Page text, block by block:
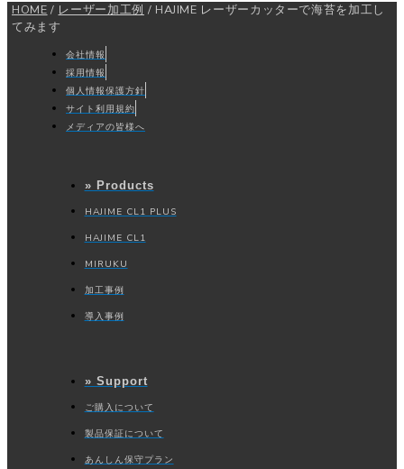
HOME / レーザー加工例 / HAJIME レーザーカッターで海苔を加工し
てみます
会社情報
採用情報
個人情報保護方針
サイト利用規約
メディアの皆様へ
» Products
HAJIME CL1 PLUS
HAJIME CL1
MIRUKU
加工事例
導入事例
» Support
ご購入について
製品保証について
あんしん保守プラン